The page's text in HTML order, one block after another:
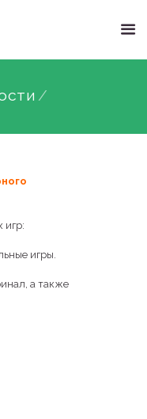
игр:
игры.
а также